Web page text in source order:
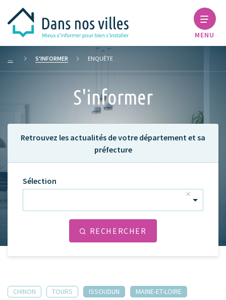
MENU
S'INFORMER ENQUÊTE
S'informer
Retrouvez les actualités de votre département et sa
préfecture
Sélection
RECHERCHER
CHINON TOURS ISSOUDUN
MAINE-ET-LOIRE